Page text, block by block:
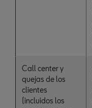
Call center y
quejas de los
clientes
(incluidos los